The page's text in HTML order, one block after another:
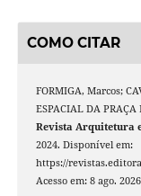
COMO CITAR
FORMIGA, Marcos;
ESPACIAL DA PRAÇA
Revista Arquitetura
2024. Disponível em:
https://
Acesso em: 8 ago.